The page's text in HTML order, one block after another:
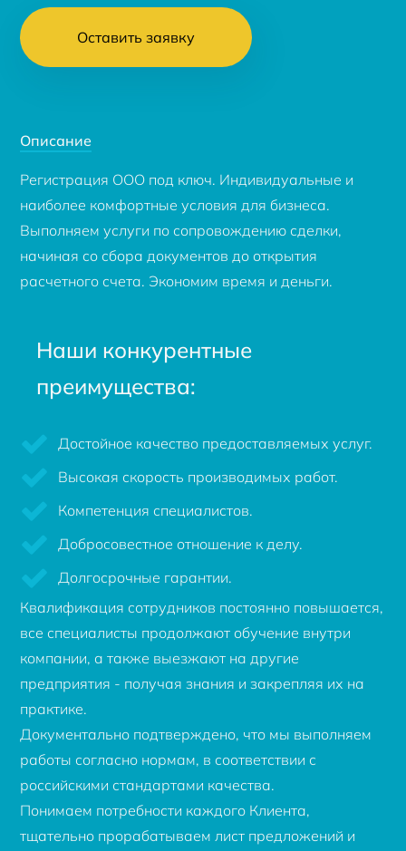
Оставить заявку
Описание
Регистрация ООО под ключ. Индивидуальные и
наиболее комфортные условия для бизнеса.
Выполняем услуги по сопровождению сделки,
начиная со сбора документов до открытия
расчетного счета. Экономим время и деньги.
Наши конкурентные
преимущества:
Достойное качество предоставляемых услуг.
Высокая скорость производимых работ.
Компетенция специалистов.
Добросовестное отношение к делу.
Долгосрочные гарантии.
Квалификация сотрудников постоянно повышается,
все специалисты продолжают обучение внутри
компании, а также выезжают на другие
предприятия - получая знания и закрепляя их на
практике.
Документально подтверждено, что мы выполняем
работы согласно нормам, в соответствии с
российскими стандартами качества.
Понимаем потребности каждого Клиента,
тщательно прорабатываем лист предложений и